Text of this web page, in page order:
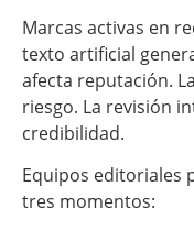
Marcas activas en
texto artificial
afecta reputación.
riesgo. La revisión
credibilidad.
Equipos editoriales
tres momentos: